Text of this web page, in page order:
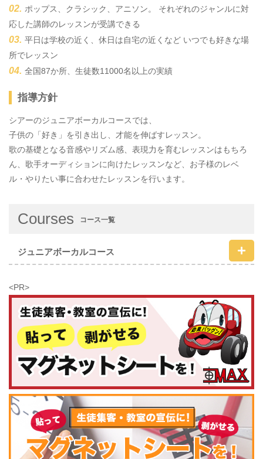
ポップス、クラシック、アニソン。 それぞれのジャンルに対
応した講師のレッスンが受講できる
平日は学校の近く、休日は自宅の近くなど いつでも好きな場
所でレッスン
全国87か所、生徒数11000名以上の実績
指導方針
シアーのジュニアボーカルコースでは、
子供の「好き」を引き出し、才能を伸ばすレッスン。
歌の基礎となる音感やリズム感、表現力を育むレッスンはもちろ
ん、歌手オーディションに向けたレッスンなど、お子様のレベ
ル・やりたい事に合わせたレッスンを行います。
Courses コース一覧
ジュニアボーカルコース
<PR>